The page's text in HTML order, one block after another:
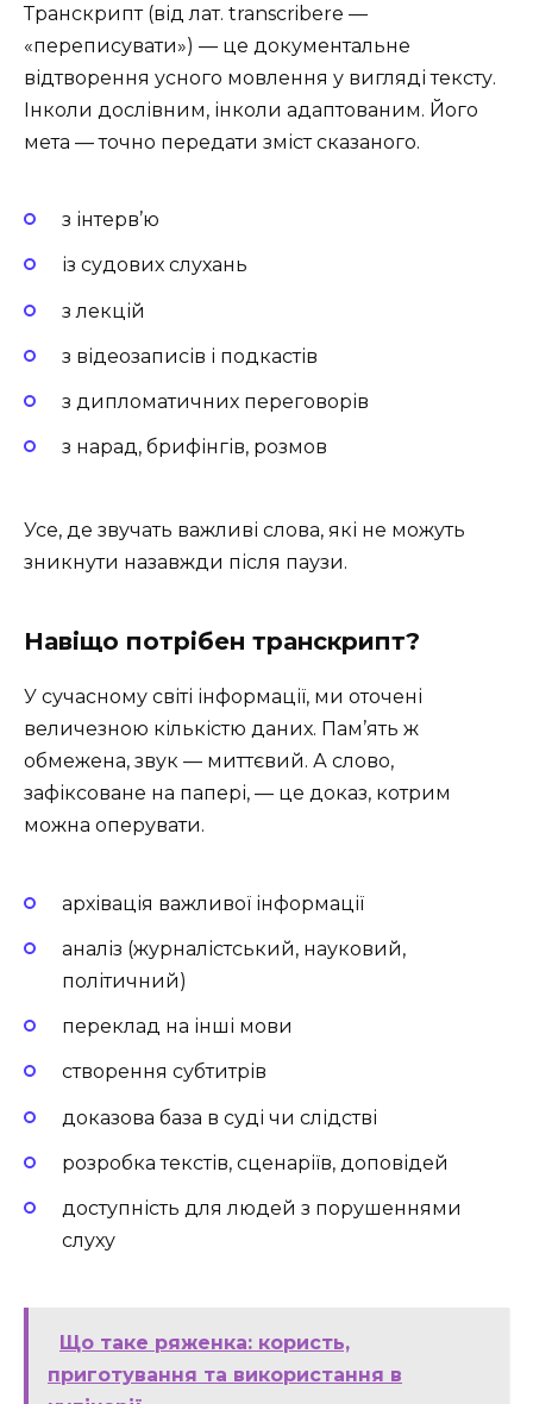
Транскрипт (від лат. transcribere —
«переписувати») — це документальне
відтворення усного мовлення у вигляді тексту.
Інколи дослівним, інколи адаптованим. Його
мета — точно передати зміст сказаного.
з інтерв’ю
із судових слухань
з лекцій
з відеозаписів і подкастів
з дипломатичних переговорів
з нарад, брифінгів, розмов
Усе, де звучать важливі слова, які не можуть
зникнути назавжди після паузи.
Навіщо потрібен транскрипт?
У сучасному світі інформації, ми оточені
величезною кількістю даних. Пам’ять ж
обмежена, звук — миттєвий. А слово,
зафіксоване на папері, — це доказ, котрим
можна оперувати.
архівація важливої інформації
аналіз (журналістський, науковий,
політичний)
переклад на інші мови
створення субтитрів
доказова база в суді чи слідстві
розробка текстів, сценаріїв, доповідей
доступність для людей з порушеннями
слуху
Що таке ряженка: користь,
приготування та використання в